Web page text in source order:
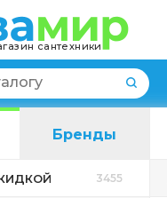
сантехники
Бренды
3455